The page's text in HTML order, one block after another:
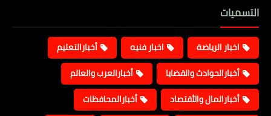
التسميات
اخبار الرياضة اخبار فنيه
أخبارالتعليم
أخبارالحوادث والقضايا
أخبارالعرب والعالم
أخبارالمال والأقتصاد
أخبارالمحافظات